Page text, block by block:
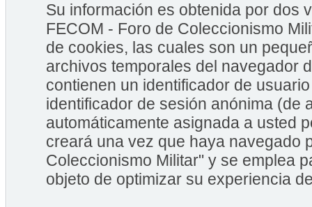
Su información es obtenida por dos
FECOM - Foro de Coleccionismo
de cookies, las cuales son un
archivos temporales del navegador
contienen un identificador de
identificador de sesión anónima (de
automáticamente asignada a usted
creará una vez que haya navegado
Coleccionismo Militar" y se emplea
objeto de optimizar su experiencia